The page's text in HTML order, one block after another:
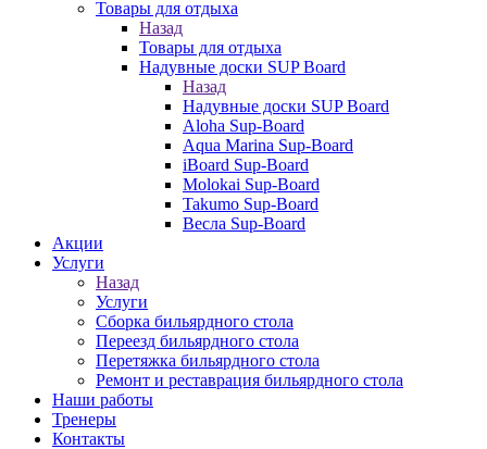
Товары для отдыха
Назад
Товары для отдыха
Надувные доски SUP Board
Назад
Надувные доски SUP Board
Aloha Sup-Board
Aqua Marina Sup-Board
iBoard Sup-Board
Molokai Sup-Board
Takumo Sup-Board
Весла Sup-Board
Акции
Услуги
Назад
Услуги
Сборка бильярдного стола
Переезд бильярдного стола
Перетяжка бильярдного стола
Ремонт и реставрация бильярдного стола
Наши работы
Тренеры
Контакты